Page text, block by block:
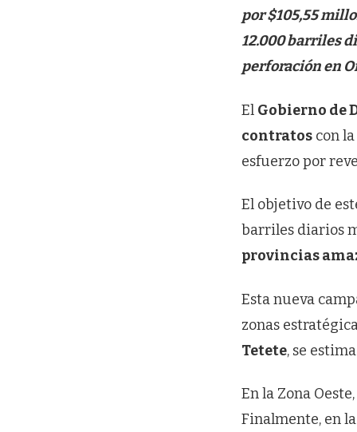
por $105,55
12.000 barriles
perforación en
El Gobierno de
contratos con la
esfuerzo por
El objetivo de
barriles diarios
provincias
Esta nueva
zonas
Tetete, se
En la Zona
Finalmente, en